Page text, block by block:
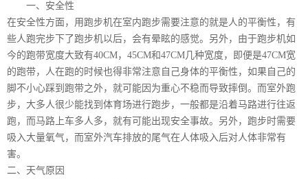
一、安全性
在安全性方面，用跑步机在室内跑步需要注意的就是人的平衡性，有
些人跑完步下了跑步机以后，会有晕眩的感觉。另外，由于跑步机如
今的跑带宽度大致有40CM，45CM和47CM几种宽度，即便是47CM宽
的跑带，人在跑的时候也得非常注意自己身体的平衡性，如果自己的
脚不小心踩到跑带之外，就可能因为重心不稳而导致摔倒。而室外跑
步，大多人很少能找到体育场进行跑步，一般都是沿着马路进行往返
跑，而马路上车多人多，就有可能出现安全事故。另外，跑步时需要
吸入大量氧气，而室外汽车排放的尾气在人体吸入后对人体非常有
害。
二、天气原因